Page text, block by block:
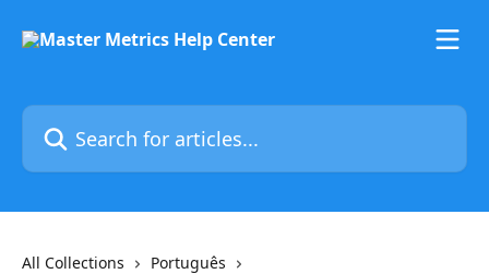
Search for articles...
All Collections
Português